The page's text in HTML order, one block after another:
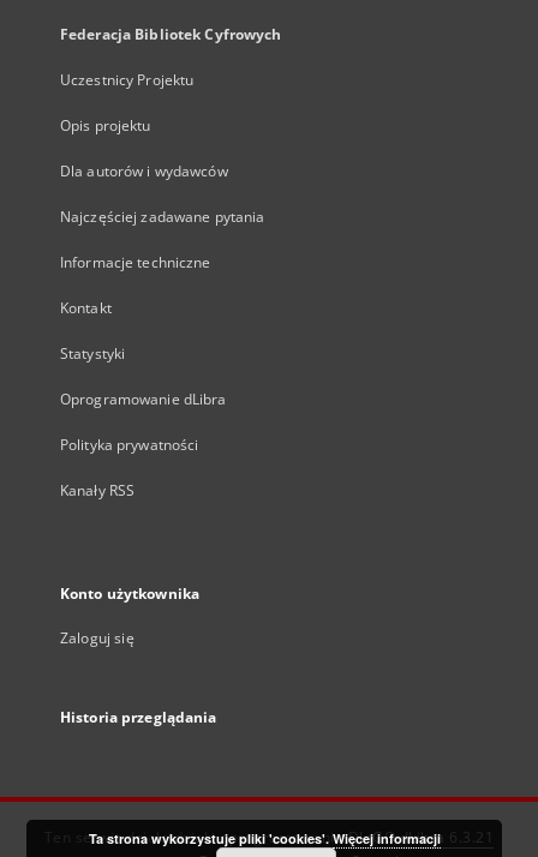
Federacja Bibliotek Cyfrowych
Uczestnicy Projektu
Opis projektu
Dla autorów i wydawców
Najczęściej zadawane pytania
Informacje techniczne
Kontakt
Statystyki
Oprogramowanie dLibra
Polityka prywatności
Kanały RSS
Konto użytkownika
Zaloguj się
Historia przeglądania
Ten serwis działa dzięki oprogramowaniuDInGO dLibra 6.3.21
Ta strona wykorzystuje pliki 'cookies'. Więcej informacji